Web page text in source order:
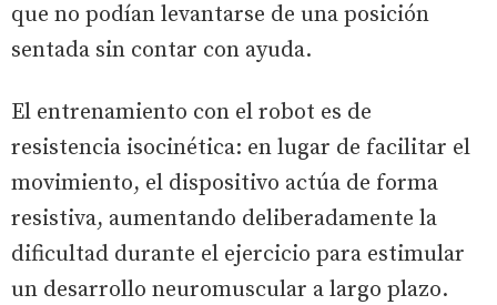
que no podían levantarse de una posición
sentada sin contar con ayuda.
El entrenamiento con el robot es de
resistencia isocinética: en lugar de facilitar el
movimiento, el dispositivo actúa de forma
resistiva, aumentando deliberadamente la
dificultad durante el ejercicio para estimular
un desarrollo neuromuscular a largo plazo.